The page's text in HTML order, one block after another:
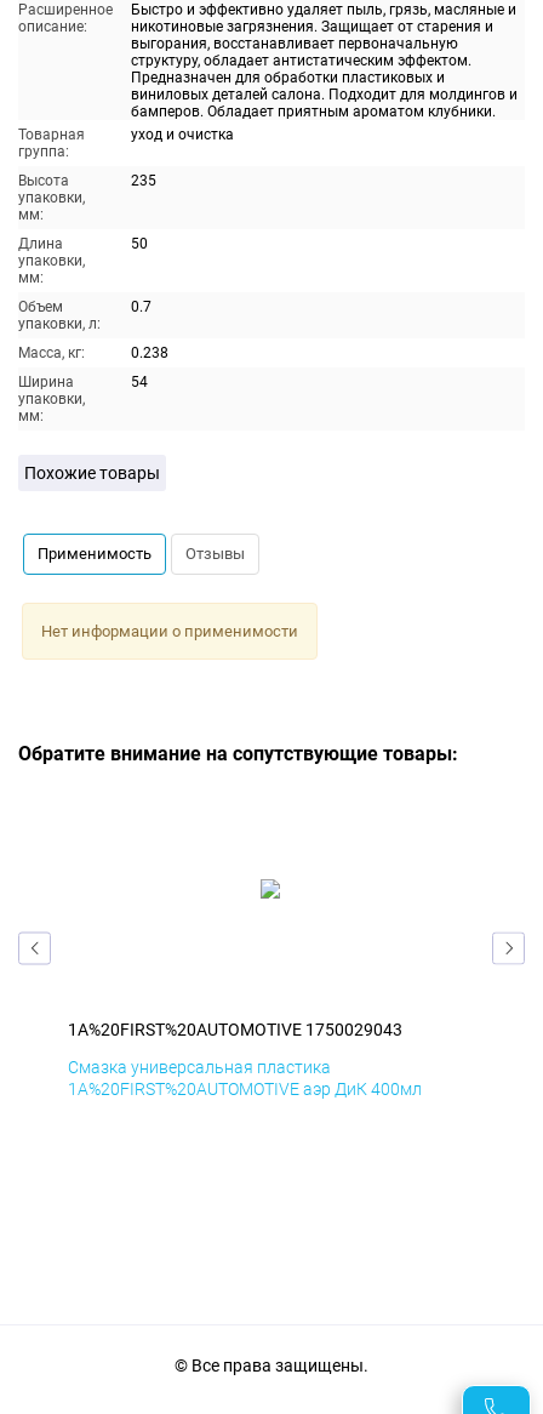
Расширенное
описание:
Быстро и эффективно удаляет пыль, грязь, масляные и
никотиновые загрязнения. Защищает от старения и
выгорания, восстанавливает первоначальную
структуру, обладает антистатическим эффектом.
Предназначен для обработки пластиковых и
виниловых деталей салона. Подходит для молдингов и
бамперов. Обладает приятным ароматом клубники.
Товарная
группа:
уход и очистка
Высота
упаковки,
мм:
235
Длина
упаковки,
мм:
50
Объем
упаковки, л:
0.7
Масса, кг:
0.238
Ширина
упаковки,
мм:
54
Похожие товары
Применимость Отзывы
Нет информации о применимости
Обратите внимание на сопутствующие товары:
1A%20FIRST%20AUTOMOTIVE 1750029043
Смазка универсальная пластика
1A%20FIRST%20AUTOMOTIVE аэр ДиК 400мл
© Все права защищены.